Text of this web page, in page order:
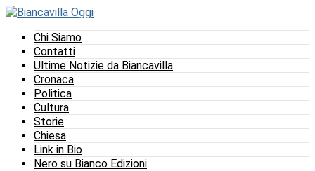
Chi Siamo
Contatti
Ultime Notizie da Biancavilla
Cronaca
Politica
Cultura
Storie
Chiesa
Link in Bio
Nero su Bianco Edizioni